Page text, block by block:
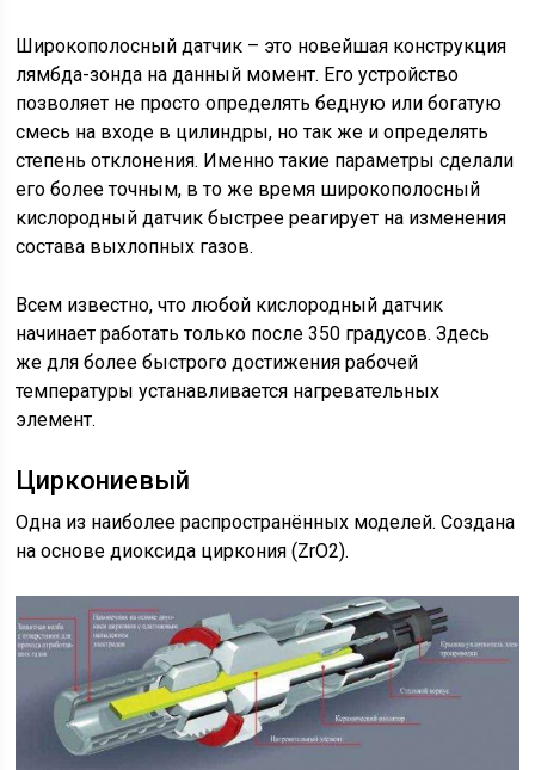
Широкополосный датчик – это новейшая конструкция
лямбда-зонда на данный момент. Его устройство
позволяет не просто определять бедную или богатую
смесь на входе в цилиндры, но так же и определять
степень отклонения. Именно такие параметры сделали
его более точным, в то же время широкополосный
кислородный датчик быстрее реагирует на изменения
состава выхлопных газов.
Всем известно, что любой кислородный датчик
начинает работать только после 350 градусов. Здесь
же для более быстрого достижения рабочей
температуры устанавливается нагревательных
элемент.
Циркониевый
Одна из наиболее распространённых моделей. Создана
на основе диоксида циркония (ZrO2).